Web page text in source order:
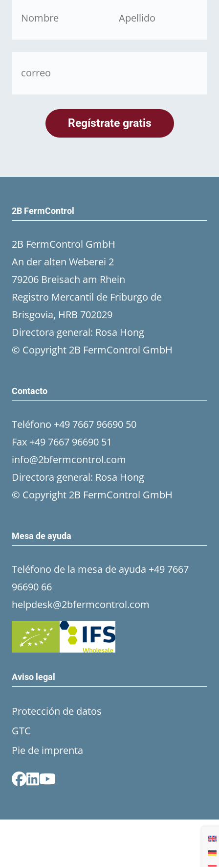
2B FermControl
2B FermControl GmbH
An der alten Weberei 2
79206 Breisach am Rhein
Registro Mercantil de Friburgo de
Brisgovia, HRB 702029
Directora general: Rosa Hong
© Copyright 2B FermControl GmbH
Contacto
Teléfono +49 7667 96690 50
Fax +49 7667 96690 51
info@2bfermcontrol.com
Directora general: Rosa Hong
© Copyright 2B FermControl GmbH
Mesa de ayuda
Teléfono de la mesa de ayuda +49 7667
96690 66
helpdesk@2bfermcontrol.com
Aviso legal
Protección de datos
GTC
Pie de imprenta